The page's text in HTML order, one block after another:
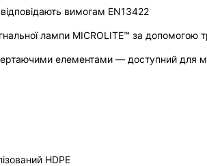
вимогам EN13422
лампи MICROLITE™ за допомогою
елементами — доступний для
HDPE